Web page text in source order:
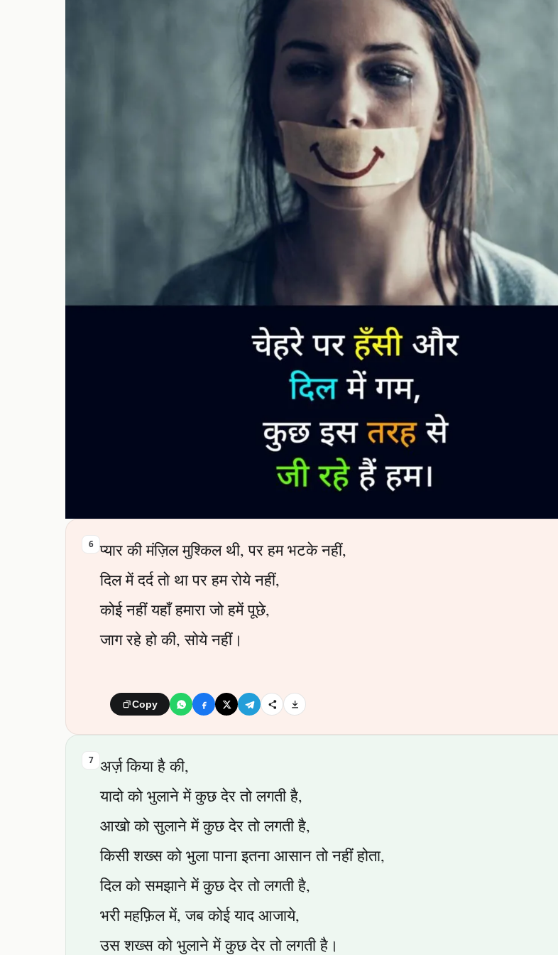
6
प्यार की मंज़िल मुश्किल थी, पर हम भटके नहीं,
दिल में दर्द तो था पर हम रोये नहीं,
कोई नहीं यहाँ हमारा जो हमें पूछे,
जाग रहे हो की, सोये नहीं।
Copy
7
अर्ज़ किया है की,
यादो को भुलाने में कुछ देर तो लगती है,
आखो को सुलाने में कुछ देर तो लगती है,
किसी शख्स को भुला पाना इतना आसान तो नहीं होता,
दिल को समझाने में कुछ देर तो लगती है,
भरी महफ़िल में, जब कोई याद आजाये,
उस शख्स को भुलाने में कुछ देर तो लगती है।